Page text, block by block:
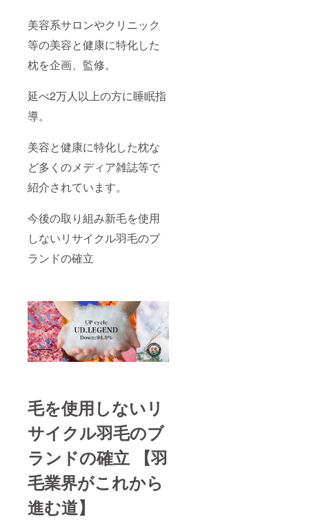
美容系サロンやクリニック
等の美容と健康に特化した
枕を企画、監修。
延べ2万人以上の方に睡眠指
導。
美容と健康に特化した枕な
ど多くのメディア雑誌等で
紹介されています。
今後の取り組み新毛を使用
しないリサイクル羽毛のブ
ランドの確立
毛を使用しないリ
サイクル羽毛のブ
ランドの確立 【羽
毛業界がこれから
進む道】